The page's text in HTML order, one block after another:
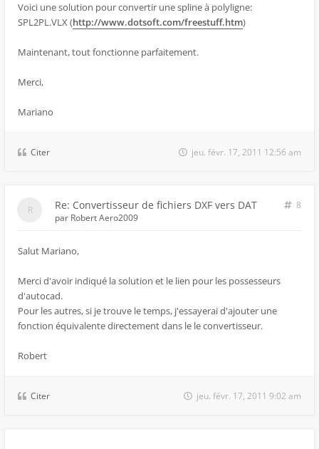
Voici une solution pour convertir une spline à polyligne:
SPL2PL.VLX (http://www.dotsoft.com/freestuff.htm)
Maintenant, tout fonctionne parfaitement.
Merci,
Mariano
Citer jeu. févr. 17, 2011 12:56 am
Re: Convertisseur de fichiers DXF vers DAT
8
par Robert Aero2009
Salut Mariano,
Merci d'avoir indiqué la solution et le lien pour les possesseurs
d'autocad.
Pour les autres, si je trouve le temps, j'essayerai d'ajouter une
fonction équivalente directement dans le le convertisseur.
Robert
Citer jeu. févr. 17, 2011 9:02 am